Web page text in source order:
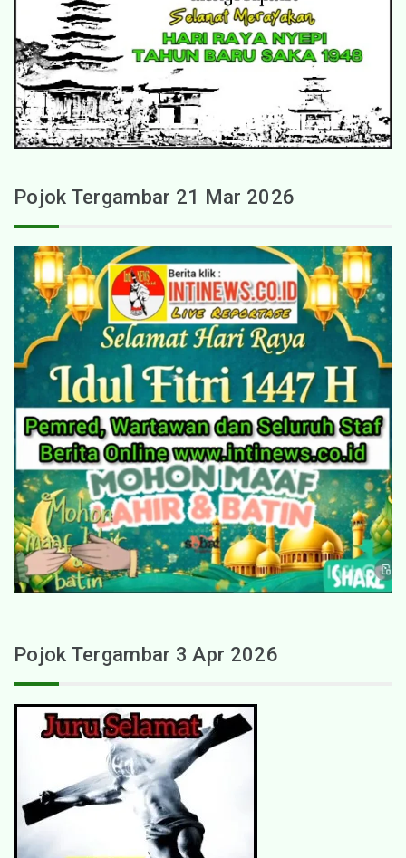
Pojok Tergambar 21 Mar 2026
Pojok Tergambar 3 Apr 2026